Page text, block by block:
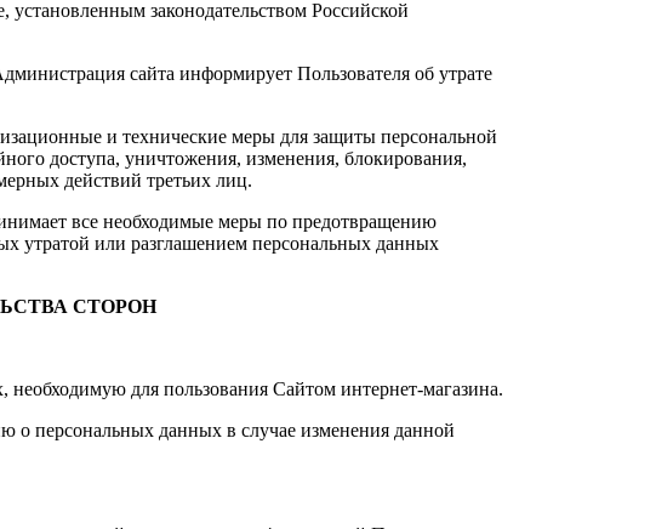
законодательством Российской
сайта информирует Пользователя об утрате
и технические меры для защиты персональной
доступа, уничтожения, изменения, блокирования,
действий третьих лиц.
все необходимые меры по предотвращению
утратой или разглашением персональных данных
СТОРОН
для пользования Сайтом интернет-магазина.
персональных данных в случае изменения данной